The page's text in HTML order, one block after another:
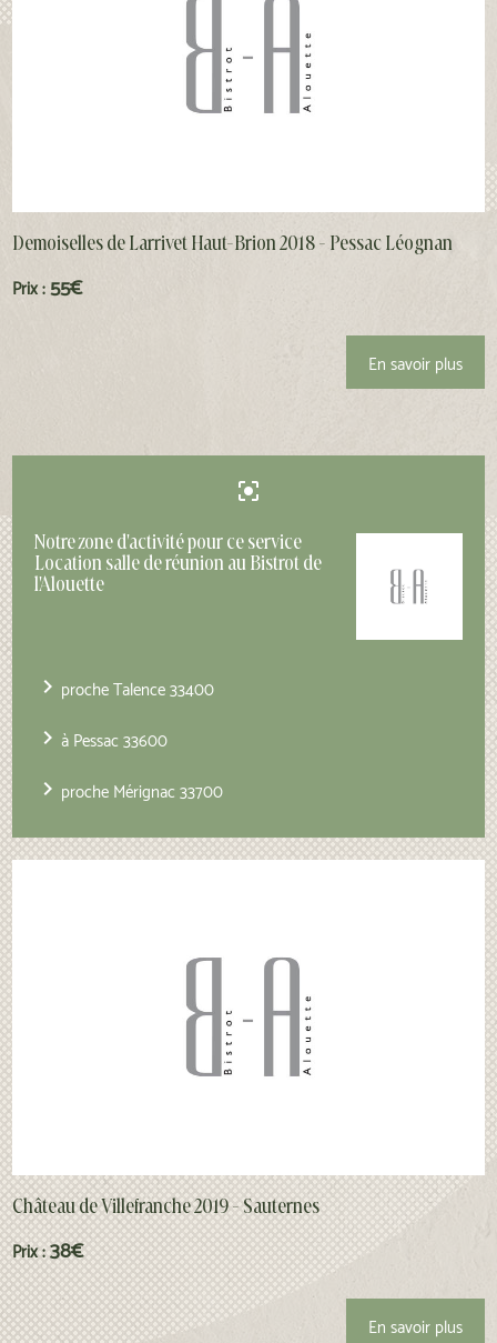
Demoiselles de Larrivet Haut-Brion 2018 - Pessac Léognan
Prix :55€
En savoir plus
center_focus_strong
Notre zone d'activité pour ce service
Location salle de réunion au Bistrot de
l'Alouette
navigate_next proche Talence 33400
navigate_nextà Pessac 33600
navigate_next proche Mérignac 33700
Château de Villefranche 2019 - Sauternes
Prix :38€
En savoir plus